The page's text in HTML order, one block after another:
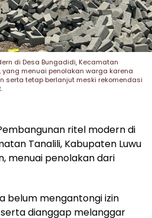
di Desa Bungadidi, Kecamatan
yang menuai penolakan warga karena
serta tetap berlanjut meski rekomendasi
ritel modern di
Tanalili, Kabupaten Luwu
menuai penolakan dari
belum mengantongi izin
dianggap melanggar